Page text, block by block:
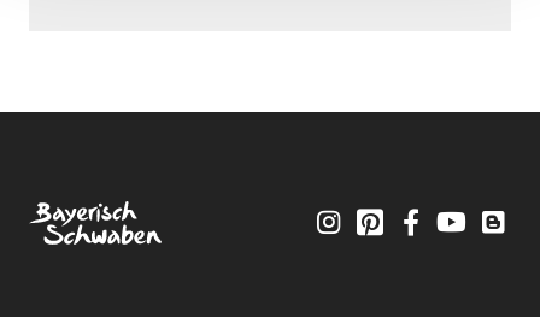
InstagramPinterestFacebookYouTube